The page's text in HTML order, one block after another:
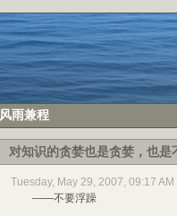
风雨兼程
对知识的贪婪也是贪婪，也是
Tuesday, May 29, 2007, 09:17 AM
——不要浮躁